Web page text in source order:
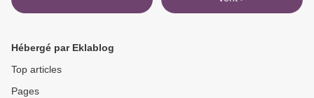
Hébergé par Eklablog
Top articles
Pages